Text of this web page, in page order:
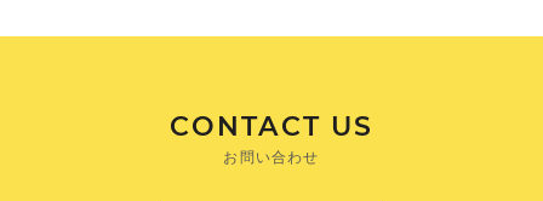
CONTACT US
お問い合わせ